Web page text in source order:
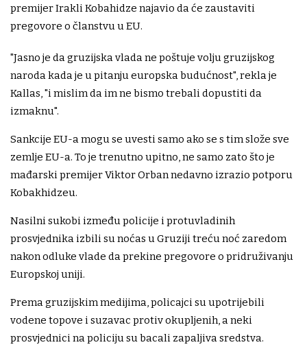
premijer Irakli Kobahidze najavio da će zaustaviti
pregovore o članstvu u EU.
"Jasno je da gruzijska vlada ne poštuje volju gruzijskog
naroda kada je u pitanju europska budućnost", rekla je
Kallas, "i mislim da im ne bismo trebali dopustiti da
izmaknu".
Sankcije EU-a mogu se uvesti samo ako se s tim slože sve
zemlje EU-a. To je trenutno upitno, ne samo zato što je
mađarski premijer Viktor Orban nedavno izrazio potporu
Kobakhidzeu.
Nasilni sukobi između policije i protuvladinih
prosvjednika izbili su noćas u Gruziji treću noć zaredom
nakon odluke vlade da prekine pregovore o pridruživanju
Europskoj uniji.
Prema gruzijskim medijima, policajci su upotrijebili
vodene topove i suzavac protiv okupljenih, a neki
prosvjednici na policiju su bacali zapaljiva sredstva.